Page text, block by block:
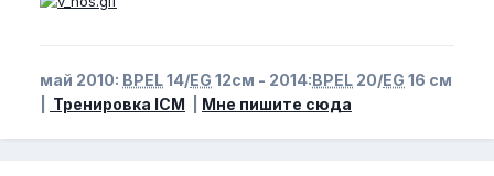
май 2010: BPEL14/EG 12см - 2014:BPEL 20/EG 16 см
Тренировка ICM Мне пишите сюда